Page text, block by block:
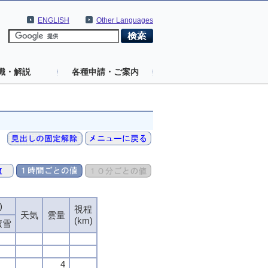
Other Languages
ENGLISH
・解説 各種申請・ご案内
天気
雲量
視程
(km)
雪
4
天気
雲量
視程
(km)
雪
4
天気
雲量
視程
(km)
雪
4
天気
雲量
視程
(km)
雪
4